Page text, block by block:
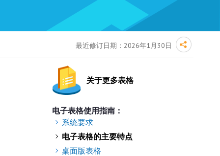
最近修订日期：2026年1月30日
关于更多表格
电子表格使用指南：
系统要求
电子表格的主要特点
桌面版表格